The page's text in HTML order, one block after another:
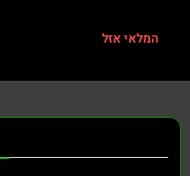
המלאי אזל